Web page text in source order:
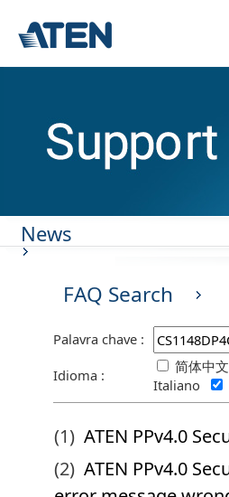
News
FAQ Search
Palavra chave :
Idioma :
简体中文
Italiano